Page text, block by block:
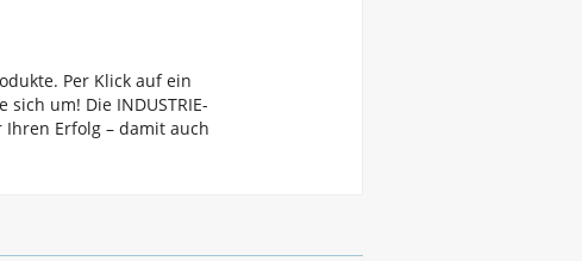
Per Klick auf ein
um! Die INDUSTRIE-
Erfolg – damit auch